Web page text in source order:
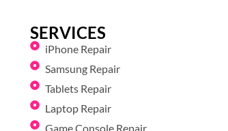
SERVICES
iPhone Repair
Samsung Repair
Tablets Repair
Laptop Repair
Game Console Repair